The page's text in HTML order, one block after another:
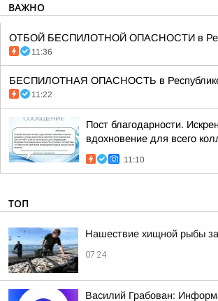
ВАЖНО
ОТБОЙ БЕСПИЛОТНОЙ ОПАСНОСТИ в
11:36
БЕСПИЛОТНАЯ ОПАСНОСТЬ в Республике
11:22
Пост благодарности.
вдохновение для всего
11:10
ТОП
Нашествие хищной рыбы
07:24
Василий Грабован: